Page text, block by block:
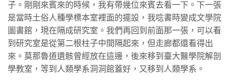
子。剛剛來賓來的時候，我有帶幾位來賓去看一下。下一張
是當時土俗人種學標本室裡面的擺設，我唸書時變成文學院
圖書館，現在隔成研究室。我們再回到前面那一張，可以看
到研究室是從第二根柱子中間隔起來，但走廊都還看得出
來。莫那魯道遺骸曾經放在這邊，後來移到臺大醫學院解剖
學教室，等到人類學系洞洞館蓋好，又移到人類學系。